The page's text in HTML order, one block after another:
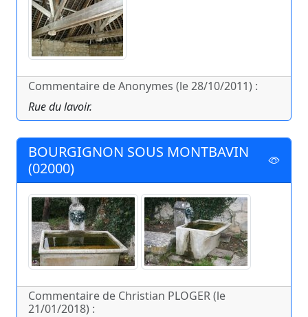
Commentaire de Anonymes (le 28/10/2011) :
Rue du lavoir.
BOURGIGNON SOUS MONTBAVIN
(02000)
Commentaire de Christian PLOGER (le
21/01/2018) :